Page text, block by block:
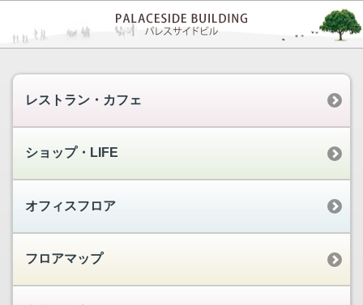
レストラン・カフェ
ショップ・LIFE
オフィスフロア
フロアマップ